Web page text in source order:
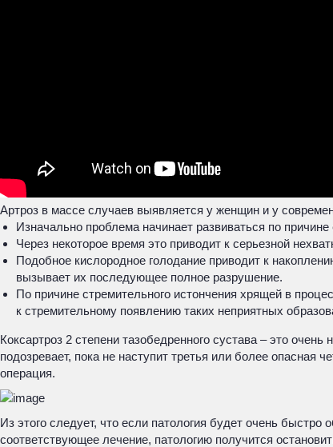
Артроз в массе случаев выявляется у женщин и у
Изначально проблема начинает развиваться по
Через некоторое время это приводит к серьезной
Подобное кислородное голодание приводит к
вызывает их последующее полное разрушение.
По причине стремительного истончения хрящей в
к стремительному появлению таких неприятных
Коксартроз 2 степени тазобедренного сустава – это
подозревает, пока не наступит третья или более опасная
операция.
Из этого следует, что если патология будет очень
соответствующее лечение, патологию получится